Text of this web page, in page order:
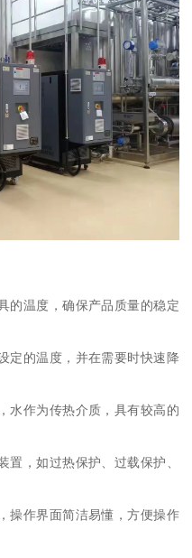
的温度，确保产品质量的稳定
定的温度，并在需要时快速降
水作为传热介质，具有较高的
置，如过热保护、过载保护、
操作界面简洁易懂，方便操作